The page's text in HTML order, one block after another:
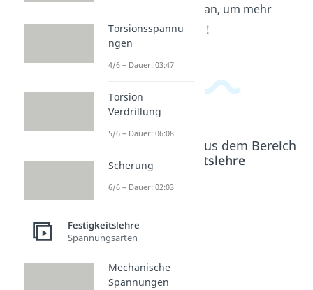
Schau dir das Video an, um mehr
darüber zu erfahren!
Beliebte Inhalte aus dem Bereich
Festigkeitslehre
eorie
Dauer: 03:55
Torsionsspannu
ngen
4/6 – Dauer: 03:47
Torsion
Verdrillung
5/6 – Dauer: 06:08
Scherung
6/6 – Dauer: 02:03
Festigkeitslehre
Spannungsarten
Mechanische
Spannungen